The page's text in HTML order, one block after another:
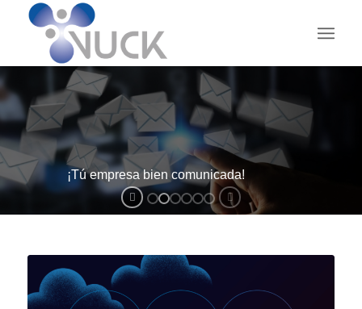
¡Tú empresa bien comunicada!